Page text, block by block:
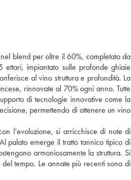
blend per oltre il 60%, completato da
impiantato sulle profonde ghiaie
al vino struttura e profondità. La
rinnovate al 70% ogni anno. Tutte
di tecnologie innovative come la
permettendo di ottenere un vino
l’evoluzione, si arricchisce di note di
palato emerge il tratto tannico tipico di
armoniosamente la struttura. Si
tempo. Le annate più recenti sono di